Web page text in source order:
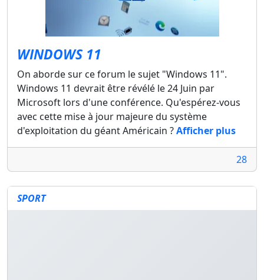
WINDOWS 11
On aborde sur ce forum le sujet "Windows 11".
Windows 11 devrait être révélé le 24 Juin par
Microsoft lors d'une conférence. Qu'espérez-vous
avec cette mise à jour majeure du système
d'exploitation du géant Américain ?Afficher plus
28
SPORT